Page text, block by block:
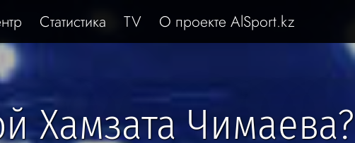
Статистика TV О проекте AlSport.kz
Хамзата Чимаева?